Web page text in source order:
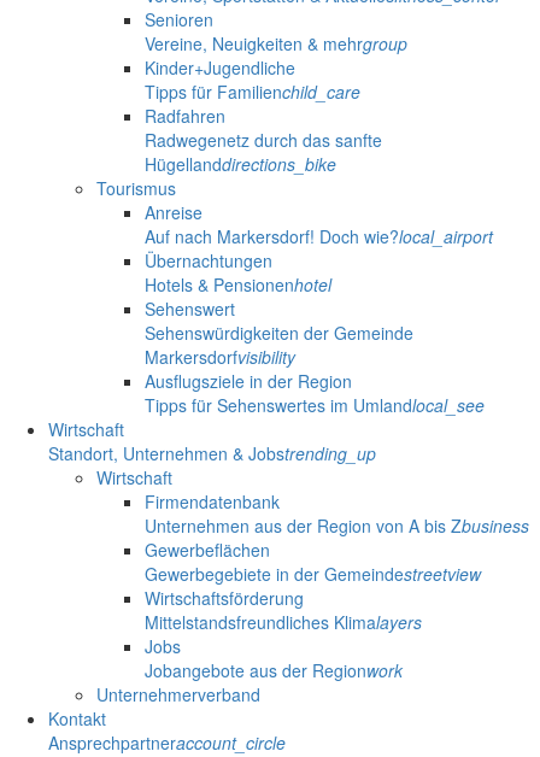
Senioren
Vereine, Neuigkeiten & mehrgroup
Kinder+Jugendliche
Tipps für Familienchild_care
Radfahren
Radwegenetz durch das sanfte
Hügellanddirections_bike
Tourismus
Anreise
Auf nach Markersdorf! Doch wie?local_airport
Übernachtungen
Hotels & Pensionenhotel
Sehenswert
Sehenswürdigkeiten der Gemeinde
Markersdorfvisibility
Ausflugsziele in der Region
Tipps für Sehenswertes im Umlandlocal_see
Wirtschaft
Standort, Unternehmen & Jobstrending_up
Wirtschaft
Firmendatenbank
Unternehmen aus der Region von A bis Zbusiness
Gewerbeflächen
Gewerbegebiete in der Gemeindestreetview
Wirtschaftsförderung
Mittelstandsfreundliches Klimalayers
Jobs
Jobangebote aus der Regionwork
Unternehmerverband
Kontakt
Ansprechpartneraccount_circle